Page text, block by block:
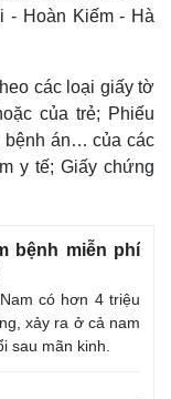
- Hoàn Kiếm - Hà
các loại giấy tờ
của trẻ; Phiếu
bệnh án… của các
y tế; Giấy chứng
bệnh miễn phí
có hơn 4 triệu
xảy ra ở cả nam
sau mãn kinh.